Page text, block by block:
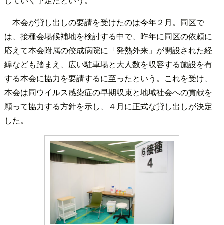
本会が貸し出しの要請を受けたのは今年２月。同区で
は、接種会場候補地を検討する中で、昨年に同区の依頼に
応えて本会附属の佼成病院に「発熱外来」が開設された経
緯なども踏まえ、広い駐車場と大人数を収容する施設を有
する本会に協力を要請するに至ったという。これを受け、
本会は同ウイルス感染症の早期収束と地域社会への貢献を
願って協力する方針を示し、４月に正式な貸し出しが決定
した。